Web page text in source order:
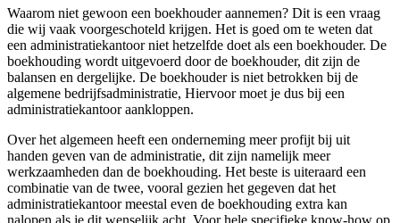
Waarom niet gewoon een boekhouder aannemen? Dit is een vraag
die wij vaak voorgeschoteld krijgen. Het is goed om te weten dat
een administratiekantoor niet hetzelfde doet als een boekhouder. De
boekhouding wordt uitgevoerd door de boekhouder, dit zijn de
balansen en dergelijke. De boekhouder is niet betrokken bij de
algemene bedrijfsadministratie, Hiervoor moet je dus bij een
administratiekantoor aankloppen.
Over het algemeen heeft een onderneming meer profijt bij uit
handen geven van de administratie, dit zijn namelijk meer
werkzaamheden dan de boekhouding. Het beste is uiteraard een
combinatie van de twee, vooral gezien het gegeven dat het
administratiekantoor meestal even de boekhouding extra kan